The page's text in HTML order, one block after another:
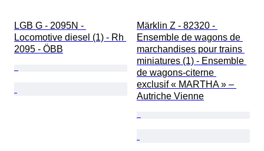
LGB G - 2095N -
Locomotive diesel (1) - Rh
2095 - ÖBB
Märklin Z - 82320 -
Ensemble de wagons de
marchandises pour trains
miniatures (1) - Ensemble
de wagons-citerne
exclusif « MARTHA » –
Autriche Vienne